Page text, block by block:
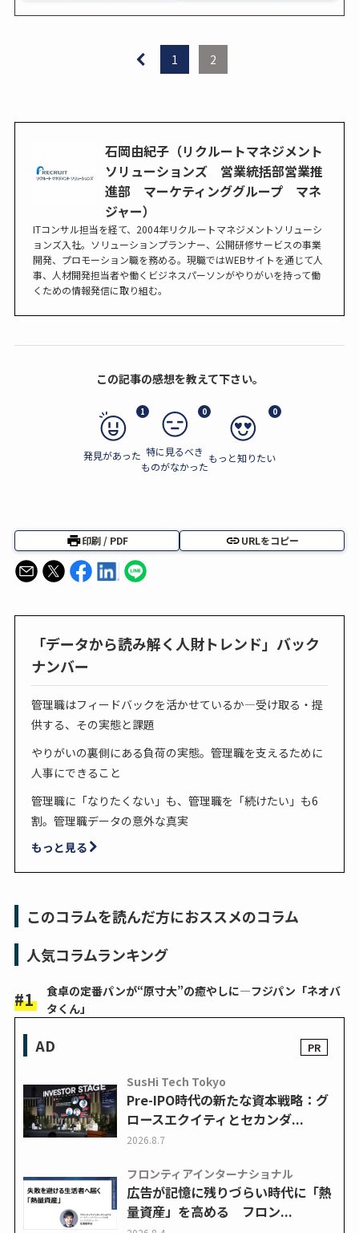
1 2
石岡由紀子（リクルートマネジメント
ソリューションズ 営業統括部営業推
進部 マーケティンググループ マネ
ジャー）
ITコンサル担当を経て、2004年リクルートマネジメントソリューシ
ョンズ入社。ソリューションプランナー、公開研修サービスの事業
開発、プロモーション職を務める。現職ではWEBサイトを通じて人
事、人材開発担当者や働くビジネスパーソンがやりがいを持って働
くための情報発信に取り組む。
この記事の感想を教えて下さい。
1
発見があった
0
特に見るべき
ものがなかった
0
もっと知りたい
印刷 / PDF URLをコピー
「データから読み解く人財トレンド」バック
ナンバー
管理職はフィードバックを活かせているか―受け取る・提
供する、その実態と課題
やりがいの裏側にある負荷の実態。管理職を支えるために
人事にできること
管理職に「なりたくない」も、管理職を「続けたい」も6
割。管理職データの意外な真実
もっと見る
このコラムを読んだ方におススメのコラム
人気コラムランキング
食卓の定番パンが“原寸大”の癒やしに―フジパン「ネオバ
タくん」
AD
SusHi Tech Tokyo
Pre-IPO時代の新たな資本戦略：グ
ロースエクイティとセカンダ...
2026.8.7
フロンティアインターナショナル
広告が記憶に残りづらい時代に「熱
量資産」を高める フロン...